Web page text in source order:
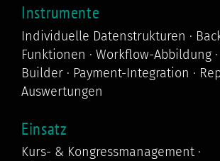
Instrumente
Individuelle Datenstrukturen ·
Funktionen · Workflow-Abbildung
Builder · Payment-Integration ·
Auswertungen
Einsatz
Kurs- & Kongressmanagement ·